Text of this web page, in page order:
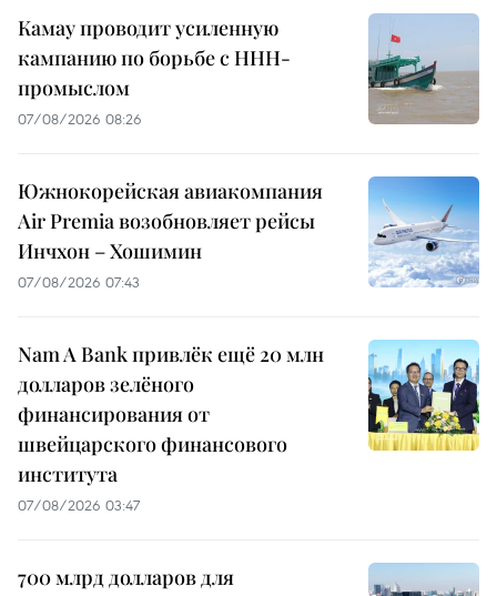
Камау проводит усиленную
кампанию по борьбе с ННН-
промыслом
07/08/2026 08:26
Южнокорейская авиакомпания
Air Premia возобновляет рейсы
Инчхон – Хошимин
07/08/2026 07:43
Nam A Bank привлёк ещё 20 млн
долларов зелёного
финансирования от
швейцарского финансового
института
07/08/2026 03:47
700 млрд долларов для